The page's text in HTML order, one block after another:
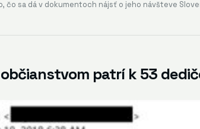
čo sa dá v dokumentoch nájsť o jeho návšteve
patrí k 53